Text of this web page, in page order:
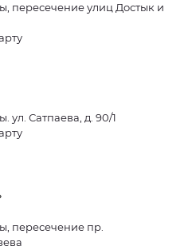
пересечение улиц Достык и
ул. Сатпаева, д. 90/1
пересечение пр.